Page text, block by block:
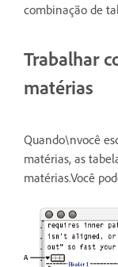
combinação de
Trabalhar
matérias
Quando\nvocê
matérias, as
matérias.Você